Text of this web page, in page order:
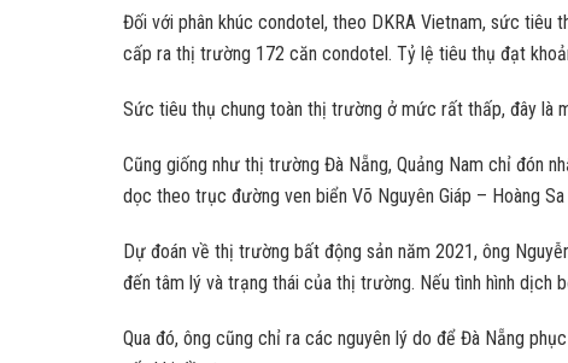
Đối với phân khúc condotel, theo DKRA Vietnam, sức tiêu
cấp ra thị trường 172 căn condotel. Tỷ lệ tiêu thụ đạt
Sức tiêu thụ chung toàn thị trường ở mức rất thấp, đây là
Cũng giống như thị trường Đà Nẵng, Quảng Nam chỉ đón
dọc theo trục đường ven biển Võ Nguyên Giáp – Hoàng Sa
Dự đoán về thị trường bất động sản năm 2021, ông
đến tâm lý và trạng thái của thị trường. Nếu tình hình dịch
Qua đó, ông cũng chỉ ra các nguyên lý do để Đà Nẵng